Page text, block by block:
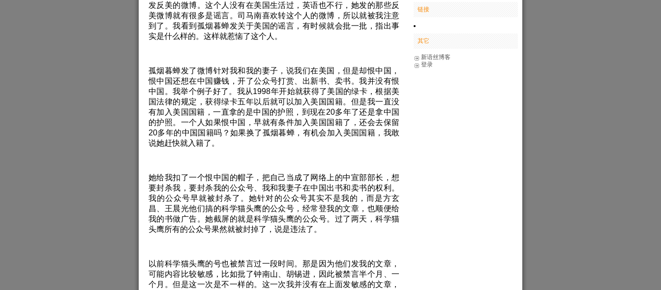
发反美的微博。这个人没有在美国生活过，英语也不行，她发的那些反
美微博就有很多是谣言。司马南喜欢转这个人的微博，所以就被我注意
到了。我看到孤烟暮蝉发关于美国的谣言，有时候就会批一批，指出事
实是什么样的。这样就惹恼了这个人。
孤烟暮蝉发了微博针对我和我的妻子，说我们在美国，但是却恨中国，
恨中国还想在中国赚钱，开了公众号打赏、出新书、卖书。我并没有恨
中国。我举个例子好了。我从1998年开始就获得了美国的绿卡，根据美
国法律的规定，获得绿卡五年以后就可以加入美国国籍。但是我一直没
有加入美国国籍，一直拿的是中国的护照，到现在20多年了还是拿中国
的护照。一个人如果恨中国，早就有条件加入美国国籍了，还会去保留
20多年的中国国籍吗？如果换了孤烟暮蝉，有机会加入美国国籍，我敢
说她赶快就入籍了。
她给我扣了一个恨中国的帽子，把自己当成了网络上的中宣部部长，想
要封杀我，要封杀我的公众号、我和我妻子在中国出书和卖书的权利。
我的公众号早就被封杀了。她针对的公众号其实不是我的，而是方玄
昌、王晨光他们搞的科学猫头鹰的公众号，经常登我的文章，也顺便给
我的书做广告。她截屏的就是科学猫头鹰的公众号。过了两天，科学猫
头鹰所有的公众号果然就被封掉了，说是违法了。
以前科学猫头鹰的号也被禁言过一段时间。那是因为他们发我的文章，
可能内容比较敏感，比如批了钟南山、胡锡进，因此被禁言半个月、一
个月。但是这一次是不一样的。这一次我并没有在上面发敏感的文章，
链接
其它
新语丝博客
登录